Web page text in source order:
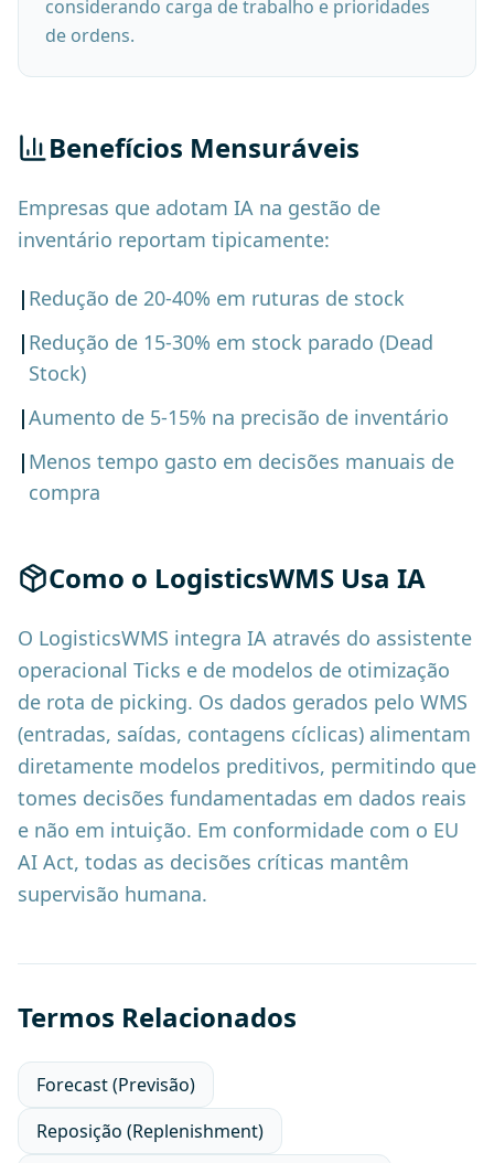
considerando carga de trabalho e prioridades
de ordens.
Benefícios Mensuráveis
Empresas que adotam IA na gestão de
inventário reportam tipicamente:
| Redução de 20-40% em ruturas de stock
| Redução de 15-30% em stock parado (Dead
Stock)
|Aumento de 5-15% na precisão de inventário
| Menos tempo gasto em decisões manuais de
compra
Como o LogisticsWMS Usa IA
O LogisticsWMS integra IA através do assistente
operacional Ticks e de modelos de otimização
de rota de picking. Os dados gerados pelo WMS
(entradas, saídas, contagens cíclicas) alimentam
diretamente modelos preditivos, permitindo que
tomes decisões fundamentadas em dados reais
e não em intuição. Em conformidade com o EU
AI Act, todas as decisões críticas mantêm
supervisão humana.
Termos Relacionados
Forecast (Previsão)
Reposição (Replenishment)